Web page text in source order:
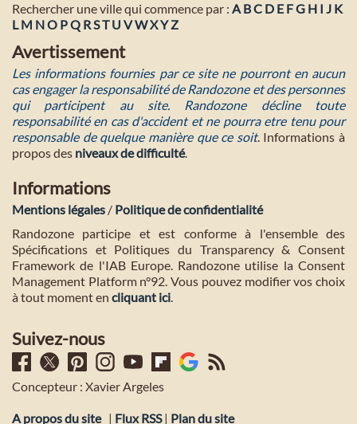
Rechercher une ville qui commence par : A BC D E FG H I J K
L M NO PQ RST U VWXYZ
Avertissement
Les informations fournies par ce site ne pourront en aucun
cas engager la responsabilité de Randozone et des personnes
qui participent au site. Randozone décline toute
responsabilité en cas d'accident et ne pourra etre tenu pour
responsable de quelque manière que ce soit. Informations à
propos des niveaux de difficulté.
Informations
Mentions légales / Politique de confidentialité
Randozone participe et est conforme à l'ensemble des
Spécifications et Politiques du Transparency & Consent
Framework de l'IAB Europe. Randozone utilise la Consent
Management Platform n°92. Vous pouvez modifier vos choix
à tout moment en cliquant ici.
Suivez-nous
Concepteur : Xavier Argeles
A propos du site | Flux RSS| Plan du site